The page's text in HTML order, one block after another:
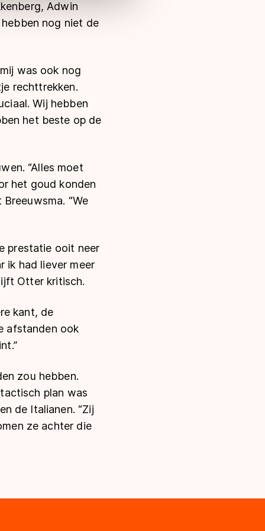
Adwin
nog niet de
was ook nog
rechttrekken.
Wij hebben
het beste op de
“Alles moet
het goud konden
“We
prestatie ooit neer
ik had liever meer
Otter kritisch.
kant, de
afstanden ook
zou hebben.
plan was
de Italianen. “Zij
ze achter die